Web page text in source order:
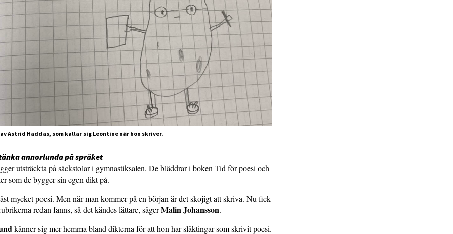
Astrid Haddas, som kallar sig Leontine när hon skriver.
annorlunda på språket
utsträckta på säckstolar i gymnastiksalen. De bläddrar i boken Tid för poesi och
som de bygger sin egen dikt på.
mycket poesi. Men när man kommer på en början är det skojigt att skriva. Nu fick
redan fanns, så det kändes lättare, sägerMalin Johansson.
känner sig mer hemma bland dikterna för att hon har släktingar som skrivit poesi.